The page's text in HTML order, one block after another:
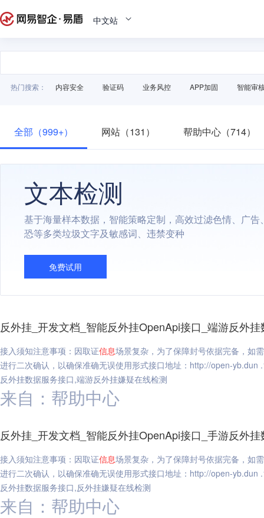
中文站
热门搜索： 内容安全 验证码 业务风控 APP加固 智能审
全部（999+） 网站（131） 帮助中心（714）
文本检测
基于海量样本数据，智能策略定制，高效过滤色情、广告
恐等多类垃圾文字及敏感词、违禁变种
免费试用
反外挂_开发文档_智能反外挂OpenApi接口_端游反外
接入须知注意事项：因取证信息场景复杂，为了保障封号依据完备，如
进行二次确认，以确保准确无误使用形式接口地址：http://open-yb.dun
反外挂数据服务接口,端游反外挂嫌疑在线检测
来自：帮助中心
反外挂_开发文档_智能反外挂OpenApi接口_手游反外
接入须知注意事项：因取证信息场景复杂，为了保障封号依据完备，如
进行二次确认，以确保准确无误使用形式接口地址：http://open-yb.dun
反外挂数据服务接口,反外挂嫌疑在线检测
来自：帮助中心